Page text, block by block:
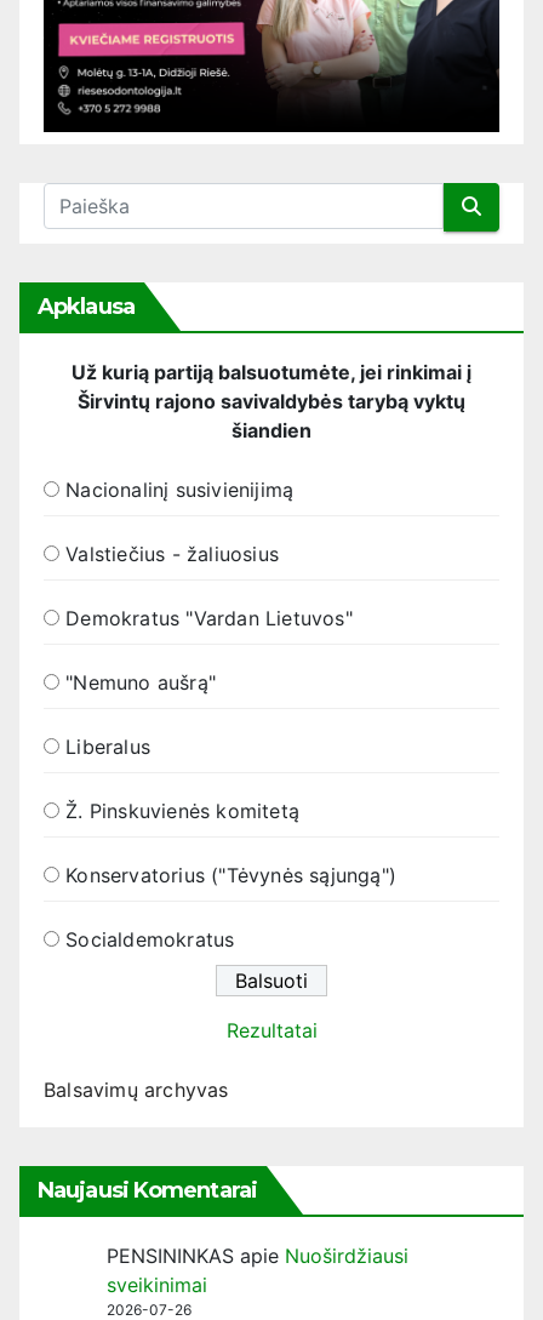
Apklausa
Už kurią partiją balsuotumėte, jei rinkimai į
Širvintų rajono savivaldybės tarybą vyktų
šiandien
Nacionalinį susivienijimą
Valstiečius - žaliuosius
Demokratus "Vardan Lietuvos"
"Nemuno aušrą"
Liberalus
Ž. Pinskuvienės komitetą
Konservatorius ("Tėvynės sąjungą")
Socialdemokratus
Rezultatai
Balsavimų archyvas
Naujausi Komentarai
PENSININKAS apie Nuoširdžiausi
sveikinimai
2026-07-26